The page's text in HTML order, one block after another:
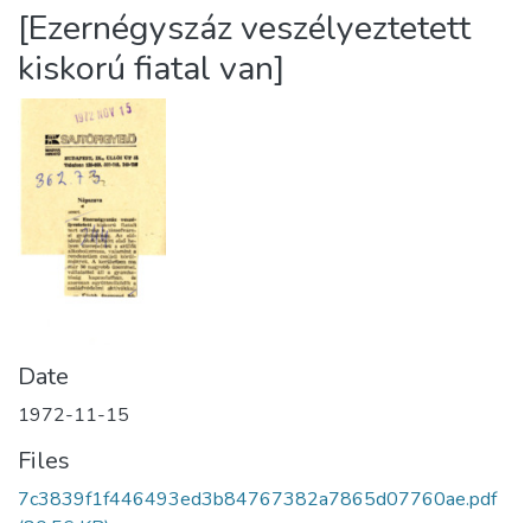
About us
[Ezernégyszáz veszélyeztetett
kiskorú fiatal van]
Date
1972-11-15
Files
7c3839f1f446493ed3b84767382a7865d07760ae.pdf